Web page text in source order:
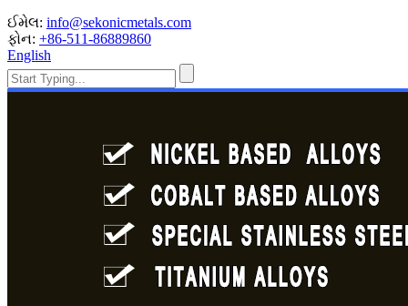
ઈમેલ: info@sekonicmetals.com
ફોન: +86-511-86889860
English